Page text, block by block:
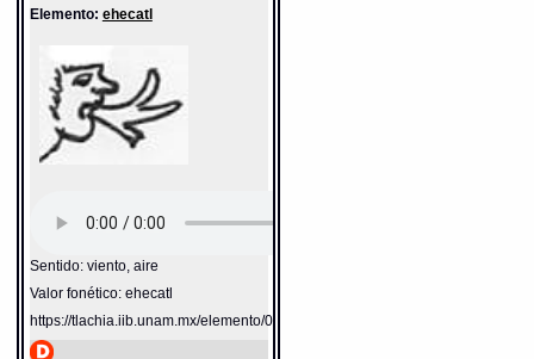
Elemento: ehecatl
Sentido: viento, aire
Valor fonético: ehecatl
https://tlachia.iib.unam.mx/elemento/04.02.05